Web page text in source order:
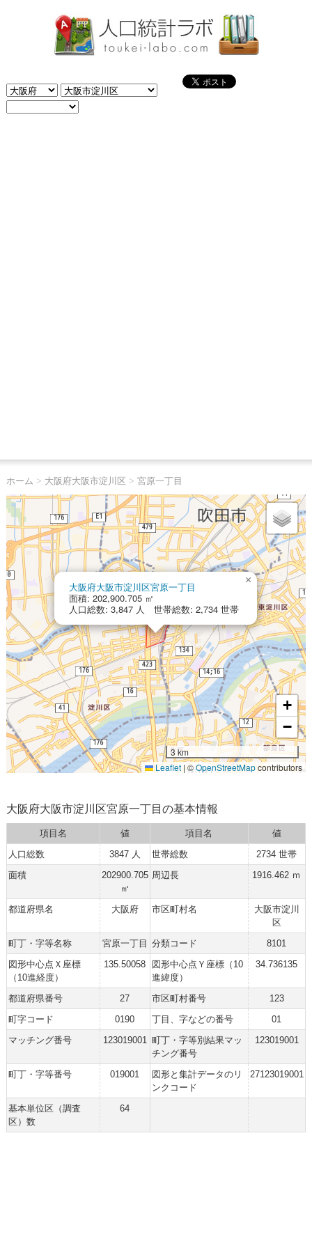
ホーム > 大阪府大阪市淀川区 > 宮原一丁目
大阪府大阪市淀川区宮原一丁目
面積: 202,900.705 ㎡
人口総数: 3,847 人 世帯総数: 2,734 世帯
×
+
−
3 km
Leaflet |©OpenStreetMapcontributors
大阪府大阪市淀川区宮原一丁目の基本情報
項目名 値 項目名
値
人口総数
3847 人 世帯総数
2734 世帯
面積
202900.705
㎡
周辺長 1916.462 ｍ
都道府県名 大阪府 市区町村名
大阪市淀川
区
町丁・字等名称
宮原一丁目 分類コード
8101
図形中心点Ｘ座標
（10進経度）
135.50058
図形中心点Ｙ座標（10
進緯度）
34.736135
都道府県番号 27 市区町村番号
123
町字コード
0190 丁目、字などの番号
01
マッチング番号
123019001 町丁・字等別結果マッ
チング番号
123019001
町丁・字等番号 019001
図形と集計データのリ
ンクコード
27123019001
基本単位区（調査
区）数
64